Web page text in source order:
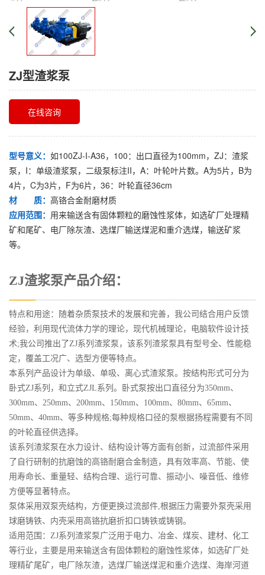
ZJ型渣浆泵
在线咨询
型号意义： 如100ZJ-I-A36，100：出口直径为100mm，ZJ：渣浆
泵，I：单级渣浆泵，二级泵标注II，A：叶轮叶片数。A为5片，B为
4片，C为3片，F为6片，36：叶轮直径36cm
材 质： 高铬合金耐磨材质
应用范围： 用来输送含有固体颗粒的磨蚀性浆体，如选矿厂处理精
矿和尾矿、电厂除灰渣、选煤厂输送煤泥和重介选煤，输送矿浆
等。
ZJ渣浆泵产品介绍：
特点和用途：随着杂质泵技术的发展和完善，我公司结合用户反馈
经验，利用现代流体力学的理论，现代机械理论，电脑软件设计技
术;我公司推出了ZJ系列渣浆泵，该系列渣浆泵具有型号全、性能稳
定，覆盖工况广、选型方便等特点。
本系列产品设计为单级、单吸、离心式渣浆泵。按结构形式可分为
卧式ZJ系列，和立式ZJL系列。卧式泵按出口直径分为350mm、
300mm、250mm、200mm、150mm、100mm、80mm、65mm、
50mm、40mm、等多种规格;每种规格口径的泵根据扬程需要有不同
的叶轮直径供选择。
该系列渣浆泵在水力设计、结构设计等方面有创新，过流部件采用
了自行研制的抗磨蚀的高铬耐磨合金制造，具有效率高、节能、使
用寿命长、重量轻、结构合理、运行可靠、振动小、噪音低、维修
方便等显著特点。
泵体采用双泵壳结构，方便更换过流部件,根据压力需要外泵壳采用
球磨铸铁、内壳采用高铬抗磨折扣口铸铁或铸钢。
适用范围：ZJ系列渣浆泵广泛用于电力、冶金、煤炭、建材、化工
等行业，主要是用来输送含有固体颗粒的磨蚀性浆体，如选矿厂处
理精矿尾矿，电厂除灰渣，选煤厂输送煤泥和重介选煤、海岸河道